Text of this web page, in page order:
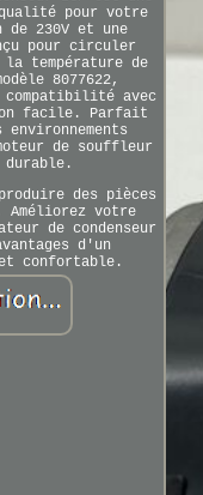
qualité pour votre
de 230V et une
pour circuler
température de
8077622,
compatibilité avec
facile. Parfait
de souffleur
des pièces
Améliorez votre
de condenseur
d'un
confortable.